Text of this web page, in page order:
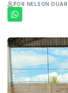
POR NELSON